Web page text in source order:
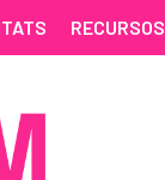
RECURSOS